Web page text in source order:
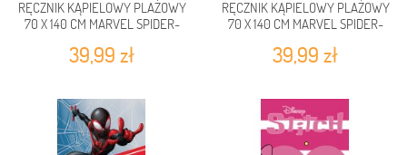
RĘCZNIK KĄPIELOWY PLAŻOWY
70 X 140 CM MARVEL SPIDER-
39,99 zł
RĘCZNIK KĄPIELOWY PLAŻOWY
70 X 140 CM MARVEL SPIDER-
39,99 zł